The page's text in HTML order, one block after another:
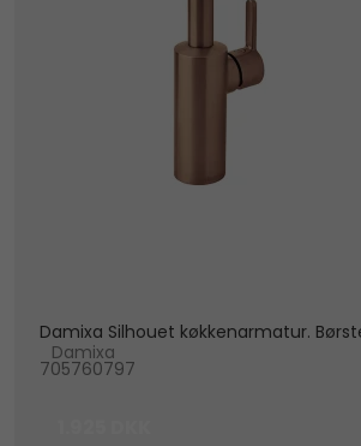
Damixa Silhouet køkkenarmatur.
Damixa
705760797